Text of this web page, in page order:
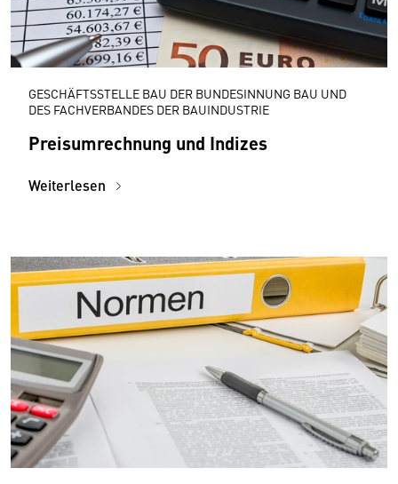
GESCHÄFTSSTELLE BAU DER BUNDESINNUNG BAU UND
DES FACHVERBANDES DER BAUINDUSTRIE
Preisumrechnung und Indizes
Weiterlesen